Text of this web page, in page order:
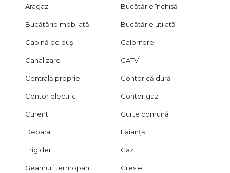
Aragaz Bucătărie închisă
Bucătărie mobilată Bucătărie utilată
Cabină de duș Calorifere
Canalizare CATV
Centrală proprie Contor căldură
Contor electric Contor gaz
Curent Curte comună
Debara Faianță
Frigider Gaz
Geamuri termopan Gresie